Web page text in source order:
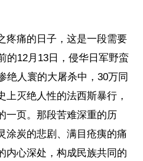
疼痛的日子，这是一段需要
的12月13日，侵华日军野蛮
绝人寰的大屠杀中，30万同
上灭绝人性的法西斯暴行，
一页。那段苦难深重的历
涂炭的悲剧、满目疮痍的痛
内心深处，构成民族共同的